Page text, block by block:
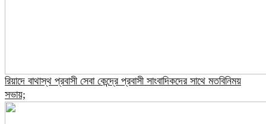
রিয়াদে বাথাস্থ প্রবাসী সেবা কেন্দ্রে প্রবাসী সাংবাদিকদের সাথে মতবিনিময়
সভায়;